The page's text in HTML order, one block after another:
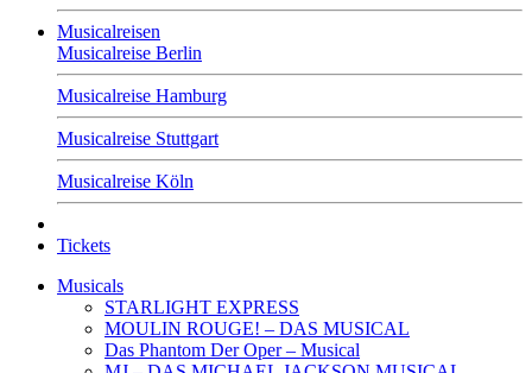
Musicalreisen
Musicalreise Berlin
Musicalreise Hamburg
Musicalreise Stuttgart
Musicalreise Köln
Tickets
Musicals
STARLIGHT EXPRESS
MOULIN ROUGE! – DAS MUSICAL
Das Phantom Der Oper – Musical